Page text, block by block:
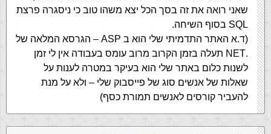
שאני רואה את זה בסך הכל יצא משהו טוב כי ניסגרה פרצת
SQL בסוף השיחה.
(ד.א האתר התדמיתי שלי הוא ב ASP – הגרסא המלאה של
.NET תעלה בזמן הקרוב מרוב עומס בעבודה אין לי זמן
לשנות כלום באתר שלי הוא בעיקר במטרה לענות על
שאלות של אנשים סוג של פייסבוק שלי – ולא על מנת
להעביר קורסים לאנשים תמורת כסף)